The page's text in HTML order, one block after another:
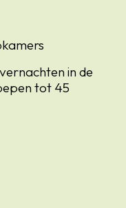
in de
tot 45